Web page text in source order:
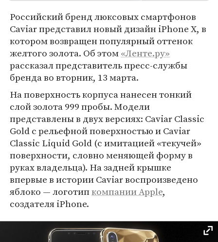
Российский бренд люксовых смартфонов
Caviar представил новый дизайн iPhone X, в
котором возвращен популярный оттенок
желтого золота. Об этом«Ленте.ру»
рассказал представитель пресс-службы
бренда во вторник, 13 марта.
На поверхность корпуса нанесен тонкий
слой золота 999 пробы. Модели
представлены в двух версиях: Caviar Classic
Gold с рельефной поверхностью и Caviar
Classic Liquid Gold (с имитацией «текучей»
поверхности, словно меняющей форму в
руках владельца). На задней крышке
впервые в истории Caviar воспроизведено
яблоко — логотипкомпании Apple,
создателя iPhone.